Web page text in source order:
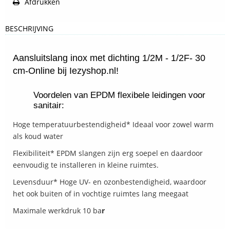
BESCHRIJVING
Aansluitslang inox met dichting 1/2M - 1/2F- 30
cm-Online bij Iezyshop.nl!
Voordelen van EPDM flexibele leidingen voor
sanitair:
Hoge temperatuurbestendigheid* Ideaal voor zowel warm
als koud water
Flexibiliteit* EPDM slangen zijn erg soepel en daardoor
eenvoudig te installeren in kleine ruimtes.
Levensduur* Hoge UV- en ozonbestendigheid, waardoor
het ook buiten of in vochtige ruimtes lang meegaat
Maximale werkdruk 10 bar